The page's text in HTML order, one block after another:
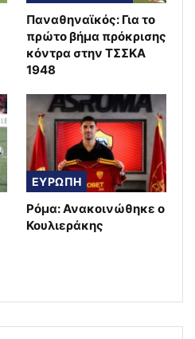
Παναθηναϊκός: Για το
πρώτο βήμα πρόκρισης
κόντρα στην ΤΣΣΚΑ
1948
ΕΥΡΩΠΗ
Ρόμα: Ανακοινώθηκε ο
Κουλιεράκης